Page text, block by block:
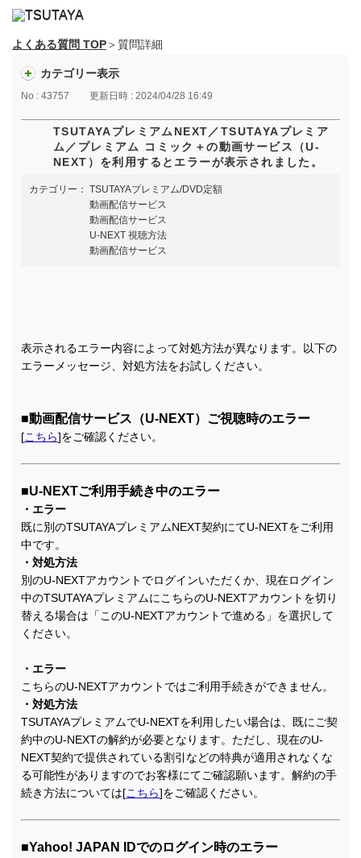
よくある質問 TOP＞質問詳細
カテゴリー表示
No : 43757 更新日時 : 2024/04/28 16:49
TSUTAYAプレミアムNEXT／TSUTAYAプレミア
ム／プレミアム コミック＋の動画サービス（U-
NEXT）を利用するとエラーが表示されました。
カテゴリー： TSUTAYAプレミアム/DVD定額
動画配信サービス
動画配信サービス
U-NEXT 視聴方法
動画配信サービス
表示されるエラー内容によって対処方法が異なります。以下の
エラーメッセージ、対処方法をお試しください。
■動画配信サービス（U-NEXT）ご視聴時のエラー
[こちら]をご確認ください。
■U-NEXTご利用手続き中のエラー
・エラー
既に別のTSUTAYAプレミアムNEXT契約にてU-NEXTをご利用
中です。
・対処方法
別のU-NEXTアカウントでログインいただくか、現在ログイン
中のTSUTAYAプレミアムにこちらのU-NEXTアカウントを切り
替える場合は「このU-NEXTアカウントで進める」を選択して
ください。
・エラー
こちらのU-NEXTアカウントではご利用手続きができません。
・対処方法
TSUTAYAプレミアムでU-NEXTを利用したい場合は、既にご契
約中のU-NEXTの解約が必要となります。ただし、現在のU-
NEXT契約で提供されている割引などの特典が適用されなくな
る可能性がありますのでお客様にてご確認願います。解約の手
続き方法については[こちら]をご確認ください。
■Yahoo! JAPAN IDでのログイン時のエラー